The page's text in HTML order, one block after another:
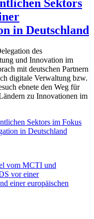
Sektors
in Deutschland
des
und Innovation im
mit deutschen Partnern
digitale Verwaltung bzw.
ebnete den Weg für
zu Innovationen im
Sektors im Fokus
in Deutschland